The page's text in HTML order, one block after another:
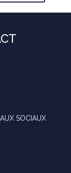
SOCIAUX